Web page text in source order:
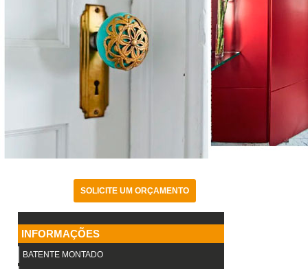
SOLICITE UM ORÇAMENTO
INFORMAÇÕES
BATENTE MONTADO